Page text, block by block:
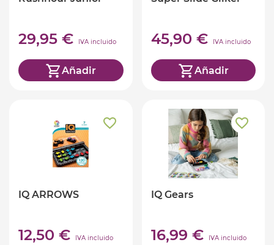
29,95 € IVA incluido
Añadir
45,90 € IVA incluido
Añadir
IQ ARROWS
12,50 € IVA incluido
IQ Gears
16,99 € IVA incluido